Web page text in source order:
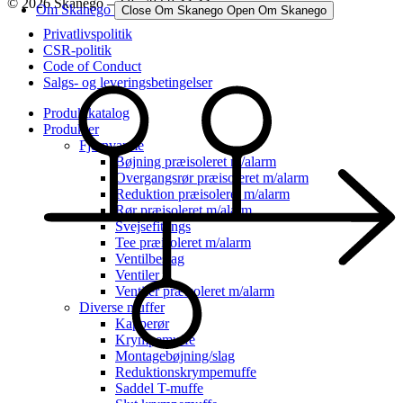
Om Skanego Close Om Skanego Open Om Skanego
Privatlivspolitik
CSR-politik
Code of Conduct
Salgs- og leveringsbetingelser
Produktkatalog
Produkter
Fjernvarme
Bøjning præisoleret m/alarm
Overgangsrør præisoleret m/alarm
Reduktion præisoleret m/alarm
Rør præisoleret m/alarm
Svejsefittings
Tee præisoleret m/alarm
Ventilbeslag
Ventiler
Ventiler præisoleret m/alarm
Diverse muffer
Kapperør
Krympemuffe
Montagebøjning/slag
Reduktionskrympemuffe
Saddel T-muffe